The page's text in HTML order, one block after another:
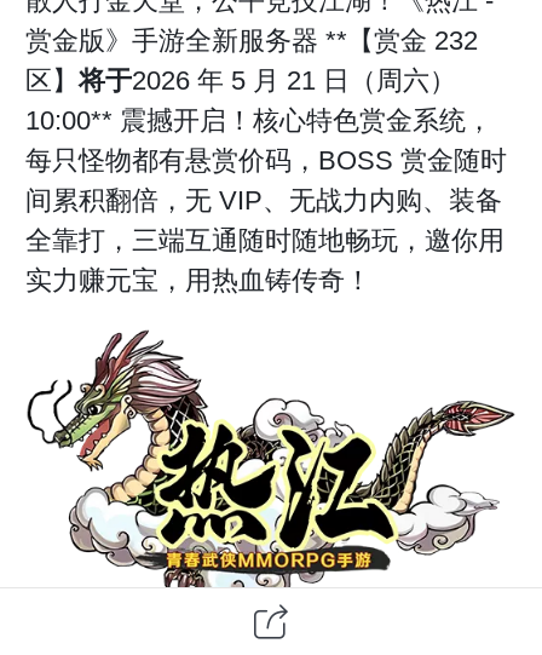
赏金版》手游全新服务器 **【赏金 232
区】将于2026 年 5 月 21 日（周六）
10:00** 震撼开启！核心特色赏金系统，
每只怪物都有悬赏价码，BOSS 赏金随时
间累积翻倍，无 VIP、无战力内购、装备
全靠打，三端互通随时随地畅玩，邀你用
实力赚元宝，用热血铸传奇！